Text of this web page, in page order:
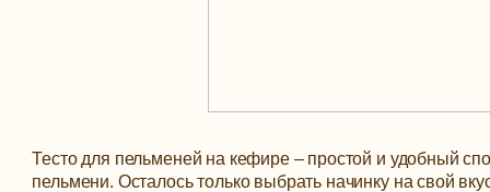
Тесто для пельменей на кефире – простой и удобный
пельмени. Осталось только выбрать начинку на свой